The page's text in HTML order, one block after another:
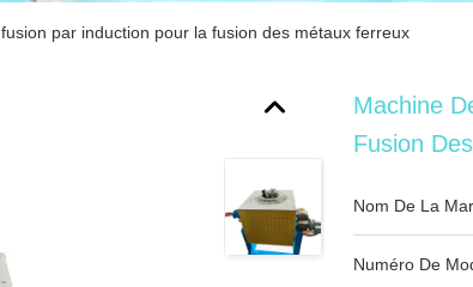
par induction pour la fusion des métaux ferreux
Machine
Fusion
Nom De La
Numéro De